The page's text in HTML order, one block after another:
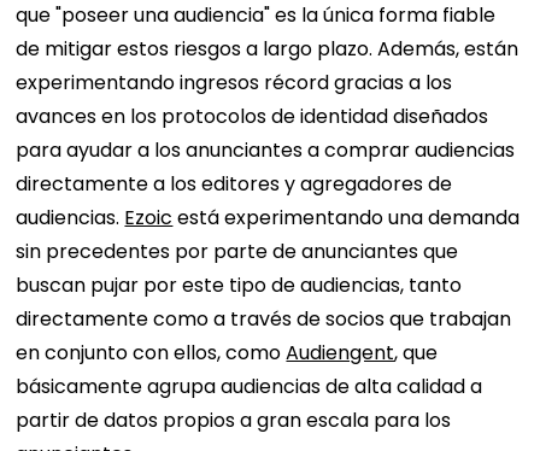
que "poseer una audiencia" es la única forma fiable
de mitigar estos riesgos a largo plazo. Además, están
experimentando ingresos récord gracias a los
avances en los protocolos de identidad diseñados
para ayudar a los anunciantes a comprar audiencias
directamente a los editores y agregadores de
audiencias. Ezoic está experimentando una demanda
sin precedentes por parte de anunciantes que
buscan pujar por este tipo de audiencias, tanto
directamente como a través de socios que trabajan
en conjunto con ellos, comoAudiengent, que
básicamente agrupa audiencias de alta calidad a
partir de datos propios a gran escala para los